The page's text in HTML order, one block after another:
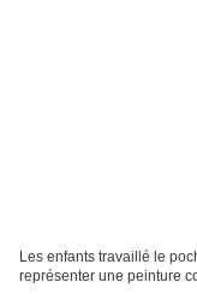
Les enfants travaillé le
représenter une peinture